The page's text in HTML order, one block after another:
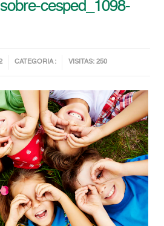
cesped_1098-
CATEGORIA : VISITAS: 250